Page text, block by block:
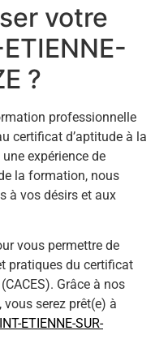
votre
?
professionnelle
certificat d’aptitude à la
expérience de
la formation, nous
à vos désirs et aux
vous permettre de
pratiques du certificat
Grâce à nos
serez prêt(e) à
ETIENNE-SUR-